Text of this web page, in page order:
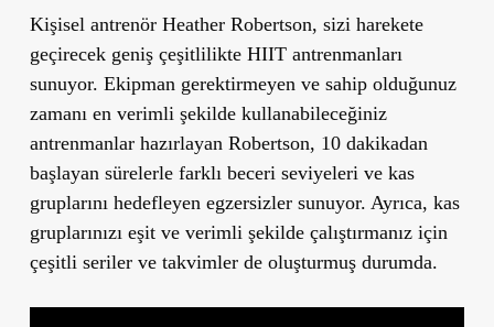
Kişisel antrenör Heather Robertson, sizi harekete
geçirecek geniş çeşitlilikte HIIT antrenmanları
sunuyor. Ekipman gerektirmeyen ve sahip olduğunuz
zamanı en verimli şekilde kullanabileceğiniz
antrenmanlar hazırlayan Robertson, 10 dakikadan
başlayan sürelerle farklı beceri seviyeleri ve kas
gruplarını hedefleyen egzersizler sunuyor. Ayrıca, kas
gruplarınızı eşit ve verimli şekilde çalıştırmanız için
çeşitli seriler ve takvimler de oluşturmuş durumda.